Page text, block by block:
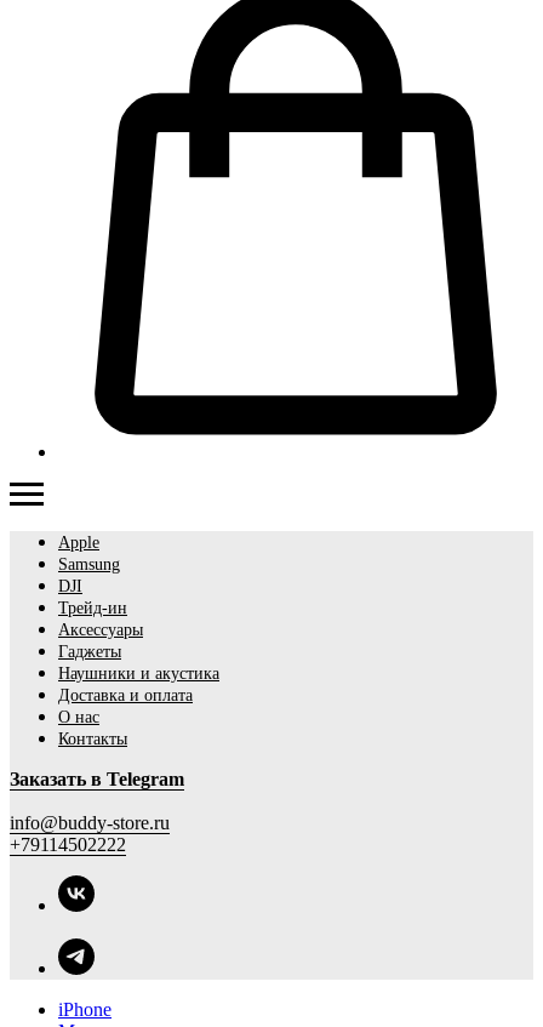
Apple
Samsung
DJI
Трейд-ин
Аксессуары
Гаджеты
Наушники и акустика
Доставка и оплата
О нас
Контакты
Заказать в Telegram
info@buddy-store.ru
+79114502222
iPhone